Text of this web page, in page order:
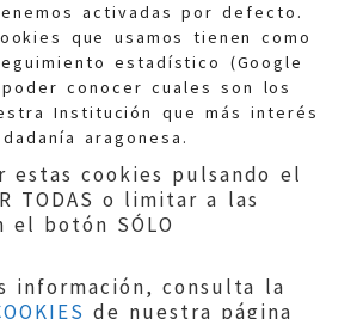
activadas por defecto.
que usamos tienen como
estadístico (Google
conocer cuales son los
Institución que más interés
aragonesa.
estas cookies pulsando el
TODAS o limitar a las
el botón SÓLO
información, consulta la
de nuestra página
general:
900 210 210/